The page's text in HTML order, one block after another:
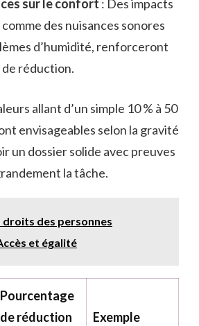
sur le confort : Des impacts
des nuisances sonores
d’humidité, renforceront
réduction.
allant d’un simple 10 % à 50
envisageables selon la gravité
un dossier solide avec preuves
la tâche.
droits des personnes
et égalité
Pourcentage
de réduction
Exemple